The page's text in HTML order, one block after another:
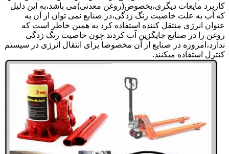
کاربرد مایعات دیگری،بخصوص(روغن معدنی)می باشد،به این دلیل
که آب به علت خاصیت زنگ زدگی،در صنایع نمی توان از آن به
عنوان انرژی منتقل کننده استفاده کرد به همین خاطر است که
روغن را در صنایع جایگزین آب کردند چون خاصیت زنگ زدگی
ندارد،امروزه در صنایع از آن مخصوصا برای انتقال انرژی در سیستم
کنترل استفاده میکنند.